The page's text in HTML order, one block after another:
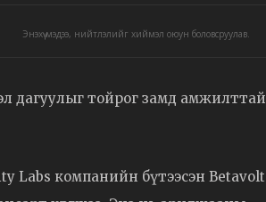
Энэхүү мэдээ, нийтлэлийг хиймэл оюун боловсруулав.
дагуулыг тойрог замд амжилттай
Labs компанийн бүтээсэн